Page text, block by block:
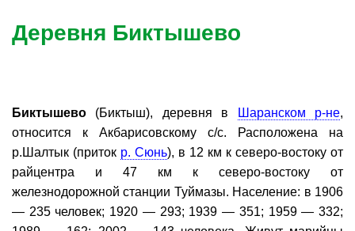
Деревня Биктышево
Биктышево (Биктыш), деревня в Шаранском р-не,
относится к Акбарисовскому с/с. Расположена на
р.Шалтык (приток р. Сюнь), в 12 км к северо-востоку от
райцентра и 47 км к северо-востоку от
железнодорожной станции Туймазы. Население: в 1906
— 235 человек; 1920 — 293; 1939 — 351; 1959 — 332;